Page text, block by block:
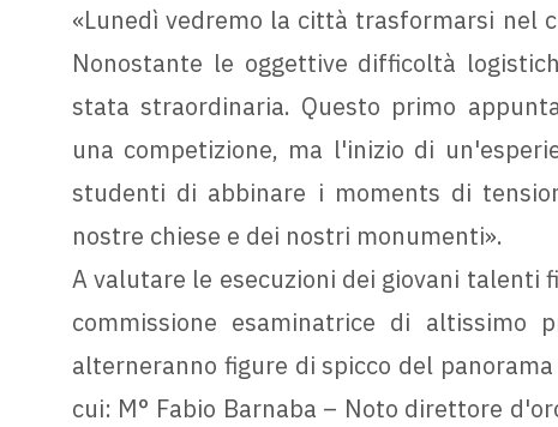
«Lunedì vedremo la città trasformarsi nel
Nonostante le oggettive difficoltà
stata straordinaria. Questo primo
una competizione, ma l'inizio di
studenti di abbinare i moments di
nostre chiese e dei nostri monumenti».
A valutare le esecuzioni dei giovani
commissione esaminatrice di
alterneranno figure di spicco del
cui: M° Fabio Barnaba – Noto direttore